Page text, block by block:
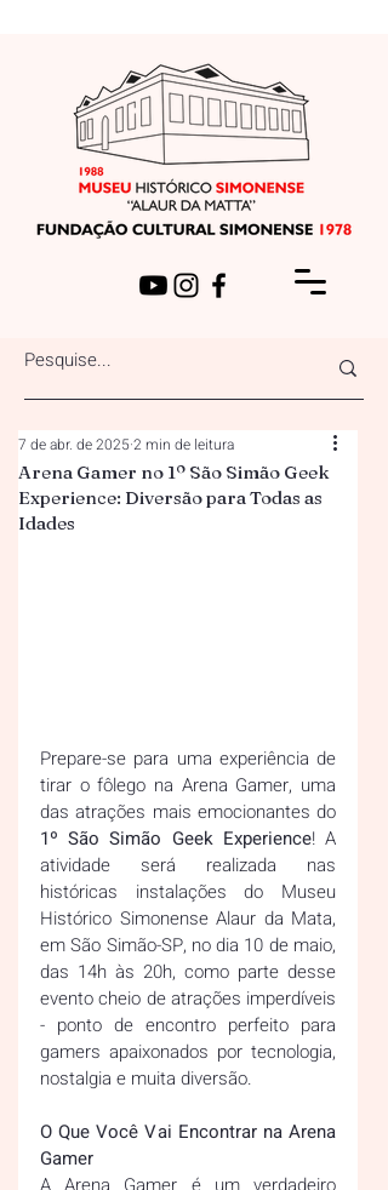
Arena Gamer no 1º São Simão Geek
Experience: Diversão para Todas as
Idades
7 de abr. de 20252 min de leitura
Prepare-se para uma experiência de
tirar o fôlego na Arena Gamer, uma
1º São Simão Geek Experience! A
atividade será realizada nas
históricas instalações do Museu
Histórico Simonense Alaur da Mata,
em São Simão-SP, no dia 10 de maio,
das 14h às 20h, como parte desse
evento cheio de atrações imperdíveis
- ponto de encontro perfeito para
gamers apaixonados por tecnologia,
nostalgia e muita diversão.
O Que Você Vai Encontrar na Arena
Gamer